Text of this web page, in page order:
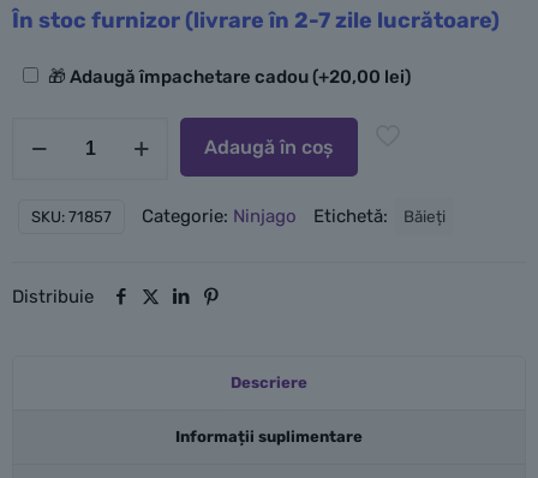
În stoc furnizor (livrare în 2-7 zile lucrătoare)
Opțiuni🎁 Adaugă împachetare cadou(+20,00 lei)
din
Adaugă în coș
SKU: 71857 Categorie: Ninjago Etichetă: Băieți
Distribuie
Descriere
Informații suplimentare